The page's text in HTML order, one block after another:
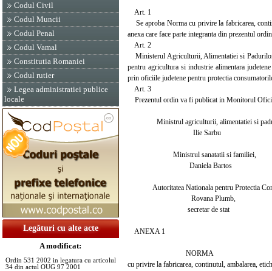
Codul Civil
Codul Muncii
Codul Penal
Codul Vamal
Constitutia Romaniei
Codul rutier
Legea administratiei publice
locale
Legături cu alte acte
A modificat:
Ordin 531 2002 in legatura cu articolul
34 din actul OUG 97 2001
Art. 1
Se aproba Norma cu privire la fabricarea,
anexa care face parte integranta din prezentul
Art. 2
Ministerul Agriculturii, Alimentatiei si
pentru agricultura si industrie alimentara
prin oficiile judetene pentru protectia
Art. 3
Prezentul ordin va fi publicat in Monitorul
Ministrul agriculturii, alimentatiei si
Ilie Sarbu
Ministrul sanatatii si familiei,
Daniela Bartos
Autoritatea Nationala pentru Protectia
Rovana Plumb,
secretar de stat
ANEXA 1
NORMA
cu privire la fabricarea, continutul, ambalarea,